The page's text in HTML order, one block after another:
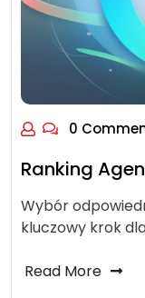
0
Ranking
Wybór
kluczowy krok
Read More